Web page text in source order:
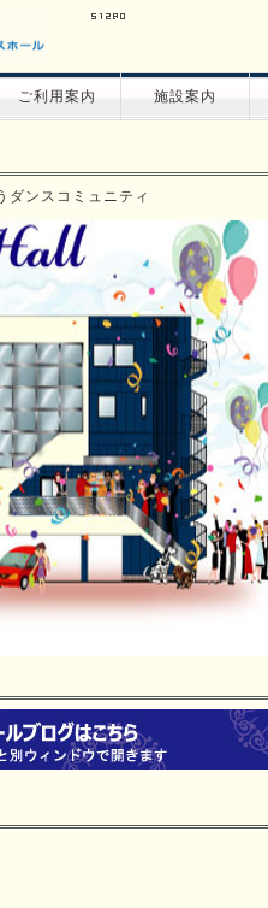
ご利用案内 施設案内
ダンスコミュニティ